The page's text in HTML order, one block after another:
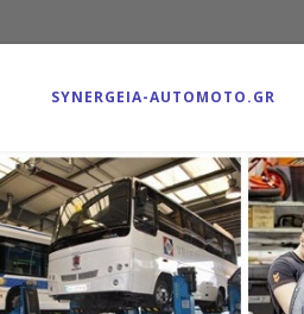
SYNERGEIA-AUTOMOTO.GR